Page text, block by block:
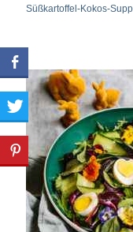
Süßkartoffel-Kokos-